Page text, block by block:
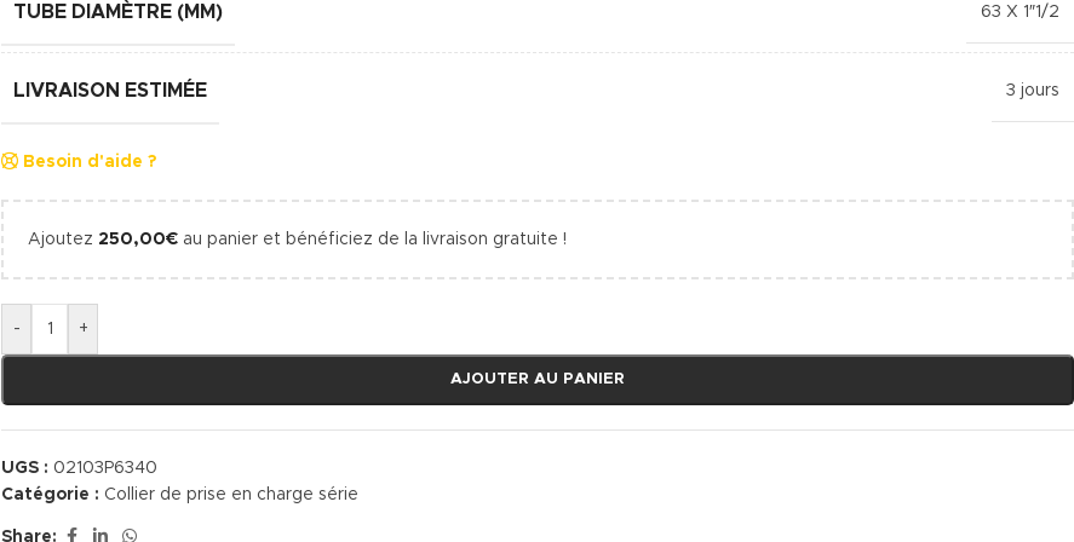
TUBE DIAMÈTRE (MM) 63 X 1″1/2
LIVRAISON ESTIMÉE 3 jours
Besoin d'aide ?
Ajoutez 250,00€ au panier et bénéficiez de la livraison gratuite !
- +
AJOUTER AU PANIER
UGS : 02103P6340
Catégorie : Collier de prise en charge série
Share: